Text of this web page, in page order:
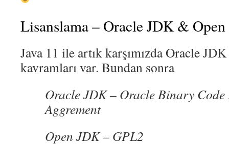
Lisanslama – Oracle JDK &
Java 11 ile artık karşımızda Oracle
kavramları var. Bundan sonra
Oracle JDK – Oracle Binary Code
Aggrement
Open JDK – GPL2